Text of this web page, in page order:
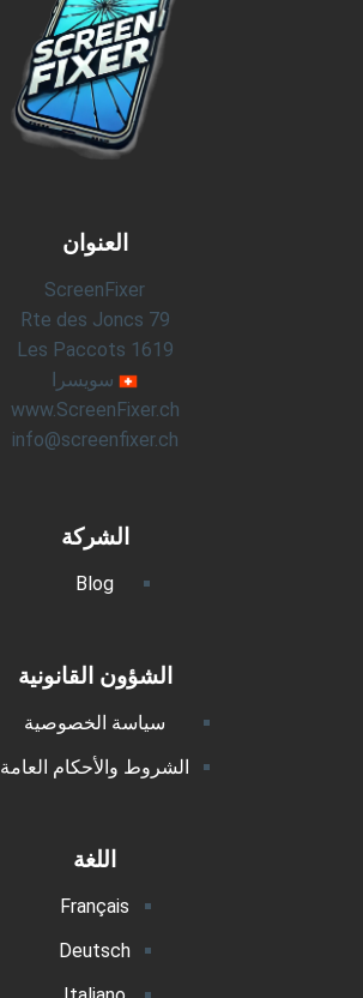
العنوان
ScreenFixer
Rte des Joncs 79
1619 Les Paccots
سويسرا
www.ScreenFixer.ch
info@screenfixer.ch
الشركة
Blog
الشؤون القانونية
سياسة الخصوصية
الشروط والأحكام العامة
اللغة
Français
Deutsch